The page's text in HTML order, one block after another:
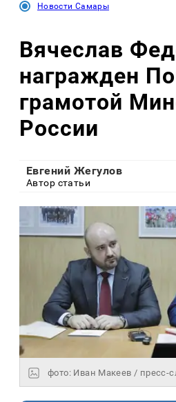
Новости Самары
Вячеслав
награжден
грамотой
России
Евгений Жегулов
Автор статьи
фото: Иван Макеев / пресс-